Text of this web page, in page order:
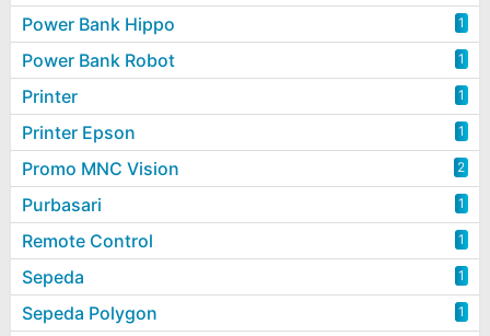
Power Bank Hippo 1
Power Bank Robot 1
Printer 1
Printer Epson 1
Promo MNC Vision 2
Purbasari 1
Remote Control 1
Sepeda 1
Sepeda Polygon 1